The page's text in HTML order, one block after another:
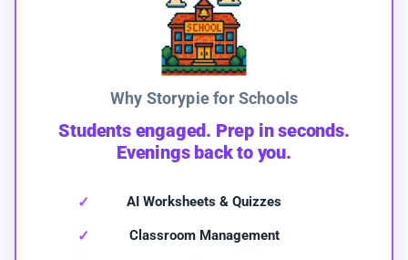
Why Storypie for Schools
Students engaged. Prep in seconds.
Evenings back to you.
AI Worksheets & Quizzes
Classroom Management